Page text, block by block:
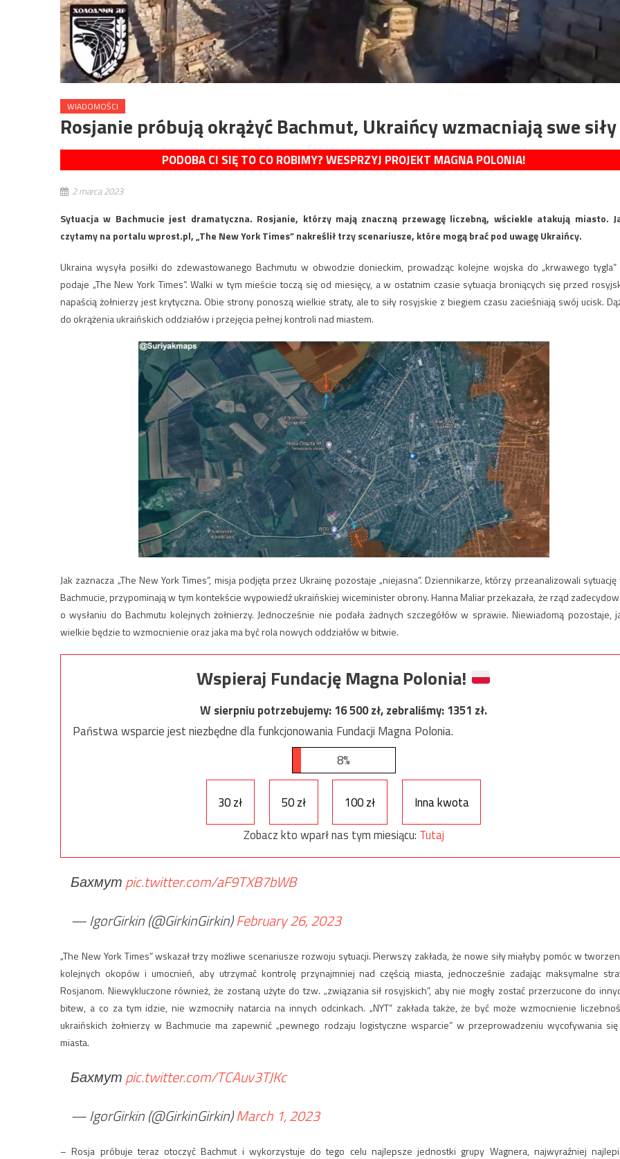
WIADOMOŚCI
Rosjanie próbują okrążyć Bachmut, Ukraińcy wzmacniają swe siły
PODOBA CI SIĘ TO CO ROBIMY? WESPRZYJ PROJEKT MAGNA POLONIA!
2 marca 2023
Sytuacja w Bachmucie jest dramatyczna. Rosjanie, którzy mają znaczną przewagę liczebną, wściekle atakują miasto.
czytamy na portalu wprost.pl, „The New York Times” nakreślił trzy scenariusze, które mogą brać pod uwagę Ukraińcy.
Ukraina wysyła posiłki do zdewastowanego Bachmutu w obwodzie donieckim, prowadząc kolejne wojska do „krwawego
podaje „The New York Times”. Walki w tym mieście toczą się od miesięcy, a w ostatnim czasie sytuacja broniących się przed
napaścią żołnierzy jest krytyczna. Obie strony ponoszą wielkie straty, ale to siły rosyjskie z biegiem czasu zacieśniają swój ucisk.
do okrążenia ukraińskich oddziałów i przejęcia pełnej kontroli nad miastem.
Jak zaznacza „The New York Times”, misja podjęta przez Ukrainę pozostaje „niejasna”. Dziennikarze, którzy przeanalizowali sytuację
Bachmucie, przypominają w tym kontekście wypowiedź ukraińskiej wiceminister obrony. Hanna Maliar przekazała, że rząd
o wysłaniu do Bachmutu kolejnych żołnierzy. Jednocześnie nie podała żadnych szczegółów w sprawie. Niewiadomą pozostaje,
wielkie będzie to wzmocnienie oraz jaka ma być rola nowych oddziałów w bitwie.
Wspieraj Fundację Magna Polonia!
W sierpniu potrzebujemy:16 500zł, zebraliśmy:1351 zł.
Państwa wsparcie jest niezbędne dla funkcjonowania Fundacji Magna Polonia.
8%
30 zł 50 zł 100 zł
Inna kwota
Zobacz kto wparł nas tym miesiącu: Tutaj
Бахмутpic.twitter.com/aF9TXB7bWB
— IgorGirkin (@GirkinGirkin)February 26, 2023
„The New York Times” wskazał trzy możliwe scenariusze rozwoju sytuacji. Pierwszy zakłada, że nowe siły miałyby pomóc w
kolejnych okopów i umocnień, aby utrzymać kontrolę przynajmniej nad częścią miasta, jednocześnie zadając maksymalne
Rosjanom. Niewykluczone również, że zostaną użyte do tzw. „związania sił rosyjskich”, aby nie mogły zostać przerzucone do
bitew, a co za tym idzie, nie wzmocniły natarcia na innych odcinkach. „NYT” zakłada także, że być może wzmocnienie
ukraińskich żołnierzy w Bachmucie ma zapewnić „pewnego rodzaju logistyczne wsparcie” w przeprowadzeniu wycofywania
miasta.
Бахмутpic.twitter.com/TCAuv3TJKc
— IgorGirkin (@GirkinGirkin)March 1, 2023
– Rosja próbuje teraz otoczyć Bachmut i wykorzystuje do tego celu najlepsze jednostki grupy Wagnera, najwyraźniej